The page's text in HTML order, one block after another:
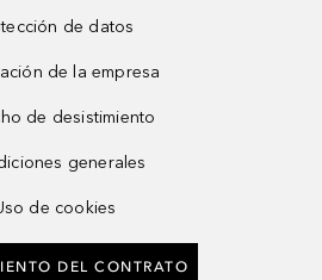
de datos
de la empresa
de desistimiento
generales
de cookies
DEL CONTRATO